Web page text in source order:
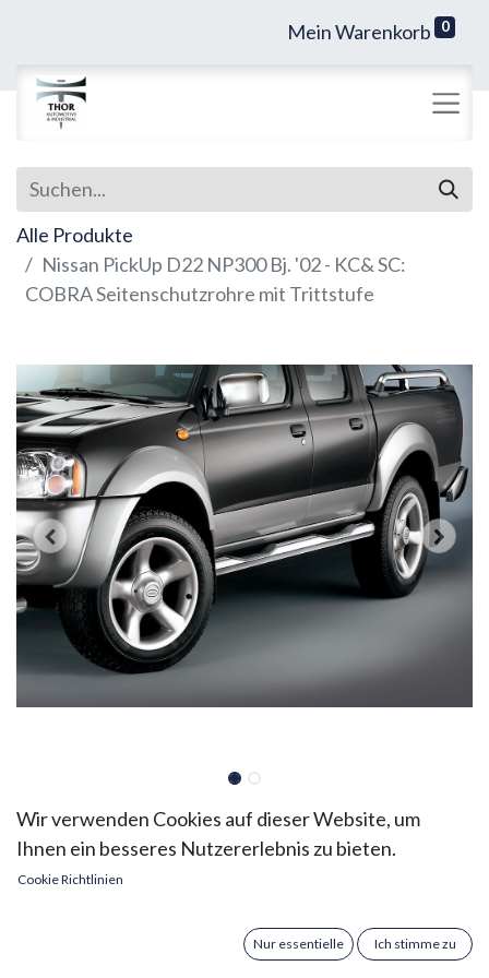
Mein Warenkorb 0
Alle Produkte
Nissan PickUp D22 NP300 Bj. '02 - KC& SC:
COBRA Seitenschutzrohre mit Trittstufe
Nissan PickUp D22 NP300 Bj.
'02 - KC& SC: COBRA
Wir verwenden Cookies auf dieser Website, um
Ihnen ein besseres Nutzererlebnis zu bieten.
Cookie Richtlinien
Nur essentielle Ich stimme zu